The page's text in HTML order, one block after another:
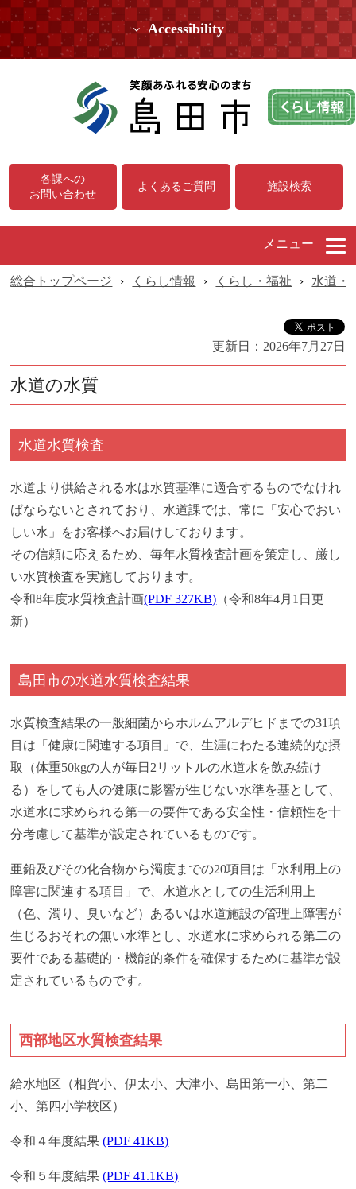
Accessibility
各課への
お問い合わせ
よくあるご質問 施設検索
メニュー
総合トップページ › くらし情報 › くらし・福祉 › 水道・
更新日： 2026年7月27日
水道の水質
水道水質検査
水道より供給される水は水質基準に適合するものでなけれ
ばならないとされており、水道課では、常に「安心でおい
しい水」をお客様へお届けしております。
その信頼に応えるため、毎年水質検査計画を策定し、厳し
い水質検査を実施しております。
令和8年度水質検査計画(PDF 327KB) （令和8年4月1日更
新）
島田市の水道水質検査結果
水質検査結果の一般細菌からホルムアルデヒドまでの31項
目は「健康に関連する項目」で、生涯にわたる連続的な摂
取（体重50kgの人が毎日2リットルの水道水を飲み続け
る）をしても人の健康に影響が生じない水準を基として、
水道水に求められる第一の要件である安全性・信頼性を十
分考慮して基準が設定されているものです。
亜鉛及びその化合物から濁度までの20項目は「水利用上の
障害に関連する項目」で、水道水としての生活利用上
（色、濁り、臭いなど）あるいは水道施設の管理上障害が
生じるおそれの無い水準とし、水道水に求められる第二の
要件である基礎的・機能的条件を確保するために基準が設
定されているものです。
西部地区水質検査結果
給水地区（相賀小、伊太小、大津小、島田第一小、第二
小、第四小学校区）
令和４年度結果(PDF 41KB)
令和５年度結果(PDF 41.1KB)